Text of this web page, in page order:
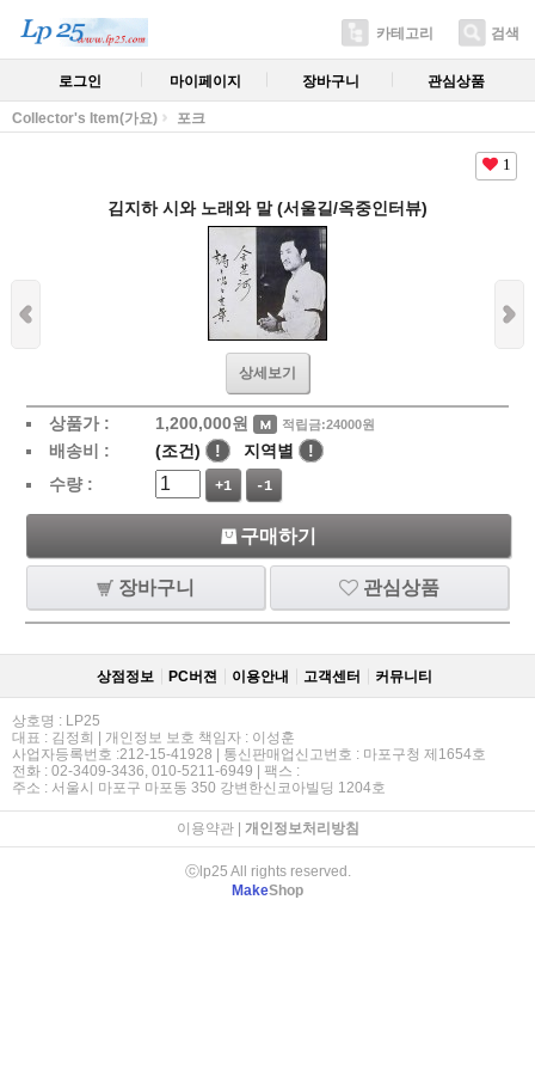
카테고리 검색
로그인 마이페이지 장바구니 관심상품
Collector's Item(가요) 포크
1
김지하 시와 노래와 말 (서울길/옥중인터뷰)
상세보기
상품가 : 1,200,000원 적립금:24000원
배송비 : (조건) ! 지역별
!
수량 :
+1 -1
구매하기
장바구니 관심상품
상점정보 PC버젼 이용안내 고객센터 커뮤니티
상호명 : LP25
대표 : 김정희 | 개인정보 보호 책임자 : 이성훈
사업자등록번호 :212-15-41928 | 통신판매업신고번호 : 마포구청 제1654호
전화 : 02-3409-3436, 010-5211-6949 | 팩스 :
주소 : 서울시 마포구 마포동 350 강변한신코아빌딩 1204호
이용약관| 개인정보처리방침
ⓒlp25 All rights reserved.
MakeShop